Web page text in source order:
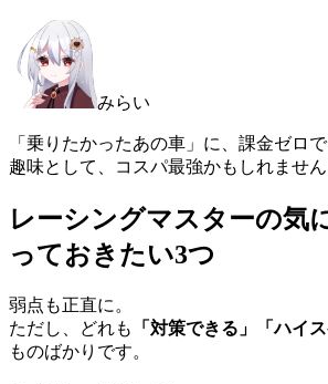
みらい
「乗りたかったあの車」に、課金ゼロ
趣味として、コスパ最強かもしれません
レーシングマスターの気
っておきたい3つ
弱点も正直に。
ただし、どれも
「対策できる」「ハイ
ものばかりです。